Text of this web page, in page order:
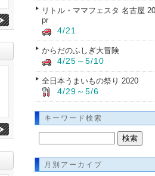
リトル・ママフェスタ 名古屋
pr
4/21
からだのふしぎ大冒険
4/25～5/10
全日本うまいもの祭り 2020
4/29～5/6
キーワード検索
月別アーカイブ